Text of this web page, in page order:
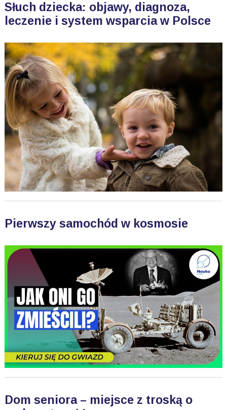
Słuch dziecka: objawy, diagnoza,
leczenie i system wsparcia w Polsce
Pierwszy samochód w kosmosie
Dom seniora – miejsce z troską o